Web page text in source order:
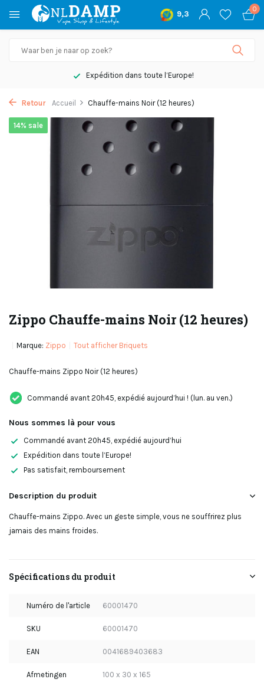
9,3
0
Expédition dans toute l’Europe!
Retour Accueil Chauffe-mains Noir (12 heures)
Zippo Chauffe-mains Noir (12 heures)
14% sale
Marque: Zippo Tout afficher Briquets
Chauffe-mains Zippo Noir (12 heures)
Commandé avant 20h45, expédié aujourd’hui ! (lun. au ven.)
Nous sommes là pour vous
Commandé avant 20h45, expédié aujourd’hui
Expédition dans toute l’Europe!
Pas satisfait, remboursement
Description du produit
Chauffe-mains Zippo. Avec un geste simple, vous ne souffrirez plus
jamais des mains froides.
Spécifications du produit
Numéro de l'article 60001470
SKU 60001470
EAN 0041689403683
Afmetingen 100 x 30 x 165